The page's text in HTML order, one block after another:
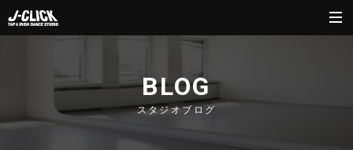
BLOG
スタジオブログ